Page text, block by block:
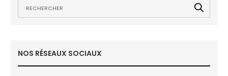
NOS RÉSEAUX SOCIAUX